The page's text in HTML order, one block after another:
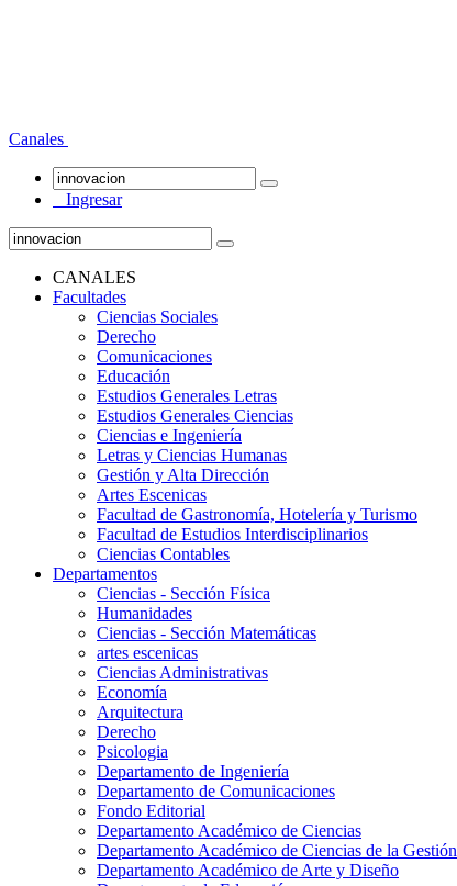
Canales
Ingresar
CANALES
Facultades
Ciencias Sociales
Derecho
Comunicaciones
Educación
Estudios Generales Letras
Estudios Generales Ciencias
Ciencias e Ingeniería
Letras y Ciencias Humanas
Gestión y Alta Dirección
Artes Escenicas
Facultad de Gastronomía, Hotelería y Turismo
Facultad de Estudios Interdisciplinarios
Ciencias Contables
Departamentos
Ciencias - Sección Física
Humanidades
Ciencias - Sección Matemáticas
artes escenicas
Ciencias Administrativas
Economía
Arquitectura
Derecho
Psicologia
Departamento de Ingeniería
Departamento de Comunicaciones
Fondo Editorial
Departamento Académico de Ciencias
Departamento Académico de Ciencias de la Gestión
Departamento Académico de Arte y Diseño